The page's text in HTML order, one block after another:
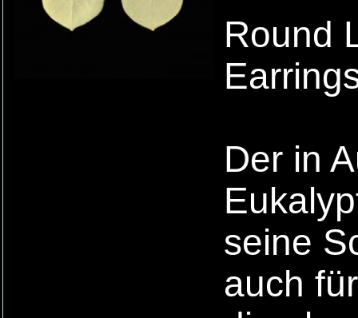
Round
Der in
seine
auch